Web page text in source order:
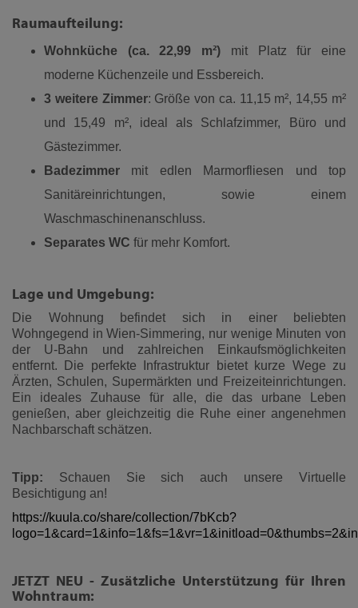
Raumaufteilung:
Wohnküche (ca. 22,99 m²) mit Platz für eine
moderne Küchenzeile und Essbereich.
3 weitere Zimmer: Größe von ca. 11,15 m², 14,55 m²
und 15,49 m², ideal als Schlafzimmer, Büro und
Gästezimmer.
Badezimmer mit edlen Marmorfliesen und top
Sanitäreinrichtungen, sowie einem
Waschmaschinenanschluss.
Separates WC für mehr Komfort.
Lage und Umgebung:
Die Wohnung befindet sich in einer beliebten
Wohngegend in Wien-Simmering, nur wenige Minuten von
der U-Bahn und zahlreichen Einkaufsmöglichkeiten
entfernt. Die perfekte Infrastruktur bietet kurze Wege zu
Ärzten, Schulen, Supermärkten und Freizeiteinrichtungen.
Ein ideales Zuhause für alle, die das urbane Leben
genießen, aber gleichzeitig die Ruhe einer angenehmen
Nachbarschaft schätzen.
Tipp: Schauen Sie sich auch unsere Virtuelle
Besichtigung an!
https://kuula.co/share/collection/7bKcb?
JETZT NEU - Zusätzliche Unterstützung für Ihren
Wohntraum: